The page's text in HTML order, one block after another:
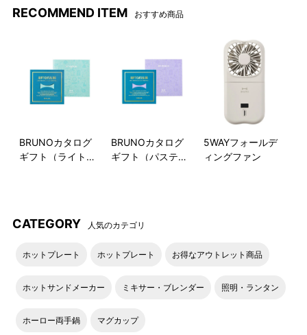
本商品は、BRUNO 手提げ袋Sサイズに収納可能です。
BRUNO 手提げ袋 Sの通販 | BRUNO online
ます。何卒ご理解賜りますようお願い申し上げます。
DETAIL商品詳細
RECOMMEND ITEM おすすめ商品
BRUNOカタログ
ギフト（ライトブ
BRUNOカタログ
ギフト（パステル
5WAYフォールデ
ィングファン
CATEGORY 人気のカテゴリ
ホットプレート ホットプレート お得なアウトレット商品
ホットサンドメーカー ミキサー・ブレンダー 照明・ランタン
ホーロー両手鍋 マグカップ